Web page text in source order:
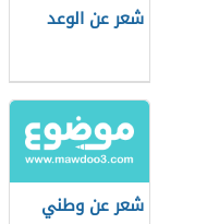
شعر عن الوعد
شعر عن وطني